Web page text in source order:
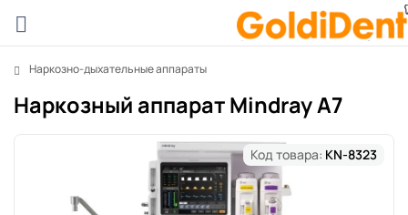
Наркозно-дыхательные аппараты
Наркозный аппарат Mindray A7
Код товара: KN-8323